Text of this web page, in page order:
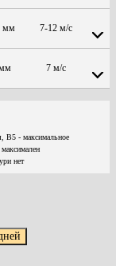
мм 7-12 м/с
7 м/с
В5 - максимальное
нет